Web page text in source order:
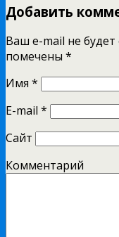
Добавить
Ваш e-mail не
помечены *
Имя *
E-mail *
Сайт
Комментарий